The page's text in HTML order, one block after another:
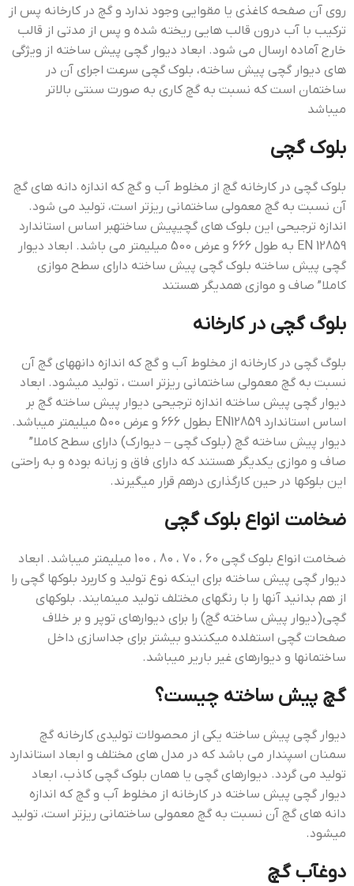
روی آن صفحه کاغذی یا مقوایی وجود ندارد و گچ در کارخانه پس از
ترکیب با آب درون قالب هایی ریخته شده و پس از مدتی از قالب
خارج آماده ارسال می شود. ابعاد دیوار گچی پیش ساخته از ویژگی
های دیوار گچی پیش ساخته، بلوک گچی سرعت اجرای آن در
ساختمان است که نسبت به گچ کاری به صورت سنتی بالاتر
میباشد
بلوک گچی
بلوک گچی در کارخانه گچ از مخلوط آب و گچ که اندازه دانه های گچ
آن نسبت به گچ معمولی ساختمانی ریزتر است، تولید می شود.
اندازه ترجیحی این بلوک های گچیپیش ساختهبر اساس استاندارد
12859 EN به طول 666 و عرض 500 میلیمتر می باشد. ابعاد دیوار
گچی پیش ساخته بلوک گچی پیش ساخته دارای سطح موازی
کاملا” صاف و موازی همدیگر هستند
بلوگ گچی در کارخانه
بلوگ گچی در کارخانه از مخلوط آب و گچ که اندازه دانه­های گچ آن
نسبت به گچ معمولی ساختمانی ریزتر است ، تولید میشود. ابعاد
دیوار گچی پیش ساخته اندازه ترجیحی دیوار پیش ساخته گچ بر
اساس استاندارد EN12859 بطول 666 و عرض 500 میلیمتر میباشد.
دیوار پیش ساخته گچ (بلوک گچی – دیوارک) دارای سطح کاملا”
صاف و موازی یکدیگر هستند که دارای فاق و زبانه بوده و به راحتی
این بلوکها در حین کارگذاری درهم قرار میگیرند.
ضخامت انواع بلوک گچی
ضخامت انواع بلوک گچی 60 ، 70 ، 80 ، 100 میلیمتر میباشد. ابعاد
دیوار گچی پیش ساخته برای اینکه نوع تولید و کاربرد بلوکها گچی را
از هم بدانید آنها را با رنگهای مختلف تولید مینمایند. بلوکهای
گچی(دیوار پیش ساخته گچ) را برای دیوارهای توپر و بر خلاف
صفحات گچی استفلده میکنندو بیشتر برای جداسازی داخل
ساختمانها و دیوارهای غیر باریر میباشد.
گچ پیش ساخته چیست؟
دیوار گچی پیش ساخته یکی از محصولات تولیدی کارخانه گچ
سمنان اسپندار می باشد که در مدل های مختلف و ابعاد استاندارد
تولید می گردد. دیوارهای گچی یا همان بلوک گچی کاذب، ابعاد
دیوار گچی پیش ساخته در کارخانه از مخلوط آب و گچ که اندازه
دانه های گچ آن نسبت به گچ معمولی ساختمانی ریزتر است، تولید
میشود.
دوغآب گچ